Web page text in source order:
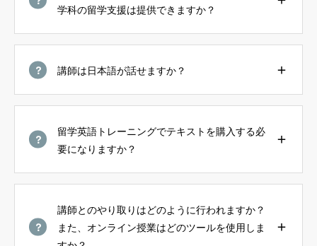
学科の留学支援は提供できますか？
講師は日本語が話せますか？
留学英語トレーニングでテキストを購入する必
要になりますか？
講師とのやり取りはどのように行われますか？
また、オンライン授業はどのツールを使用しま
アカデミック英語トレーニング
無料会員向けコンテンツと受講生向けサイト
ブログ 一覧
よくある ご質問（FAQ）